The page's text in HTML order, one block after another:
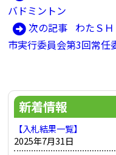
投
稿
ナ
ー
ン
記
事:
バドミントン
次の記事 次
の
わたＳ
市実行委員会第3回常任
新着情報
【入札結果一覧】
2025年7月31日